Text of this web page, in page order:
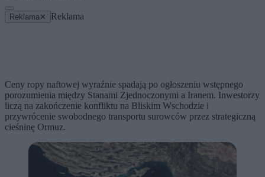
Reklama ✕ Reklama
Ceny ropy naftowej wyraźnie spadają po ogłoszeniu wstępnego
porozumienia między Stanami Zjednoczonymi a Iranem. Inwestorzy
liczą na zakończenie konfliktu na Bliskim Wschodzie i
przywrócenie swobodnego transportu surowców przez strategiczną
cieśninę Ormuz.